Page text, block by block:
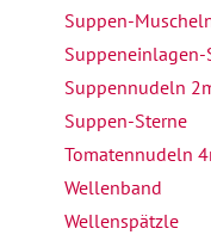
Suppen-
Suppennudeln
Suppen-Sterne
Tomatennudeln
Wellenband
Wellenspätzle